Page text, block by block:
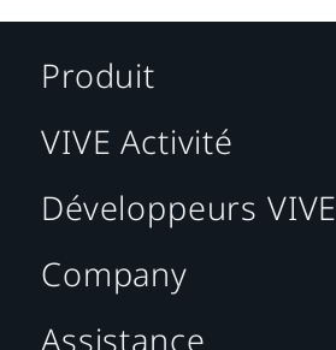
Produit
VIVE Activité
Développeurs VIVE
Company
Assistance